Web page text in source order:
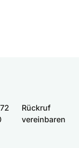
Rückruf
vereinbaren